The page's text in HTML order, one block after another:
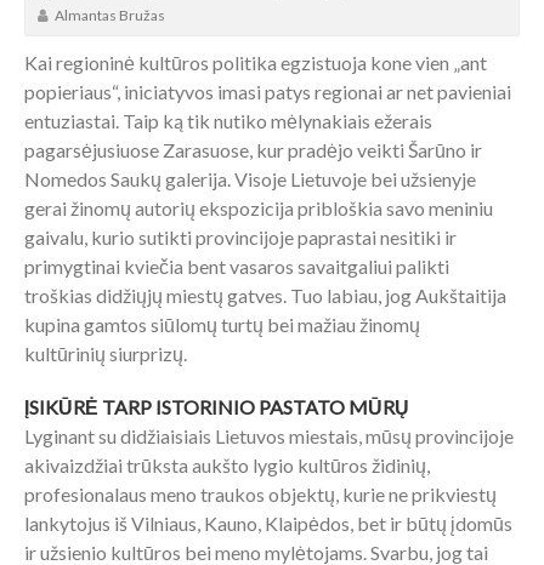
Almantas Bružas
Kai regioninė kultūros politika egzistuoja kone vien „ant
popieriaus“, iniciatyvos imasi patys regionai ar net pavieniai
entuziastai. Taip ką tik nutiko mėlynakiais ežerais
pagarsėjusiuose Zarasuose, kur pradėjo veikti Šarūno ir
Nomedos Saukų galerija. Visoje Lietuvoje bei užsienyje
gerai žinomų autorių ekspozicija pribloškia savo meniniu
gaivalu, kurio sutikti provincijoje paprastai nesitiki ir
primygtinai kviečia bent vasaros savaitgaliui palikti
troškias didžiųjų miestų gatves. Tuo labiau, jog Aukštaitija
kupina gamtos siūlomų turtų bei mažiau žinomų
kultūrinių siurprizų.
ĮSIKŪRĖ TARP ISTORINIO PASTATO MŪRŲ
Lyginant su didžiaisiais Lietuvos miestais, mūsų provincijoje
akivaizdžiai trūksta aukšto lygio kultūros židinių,
profesionalaus meno traukos objektų, kurie ne prikviestų
lankytojus iš Vilniaus, Kauno, Klaipėdos, bet ir būtų įdomūs
ir užsienio kultūros bei meno mylėtojams. Svarbu, jog tai